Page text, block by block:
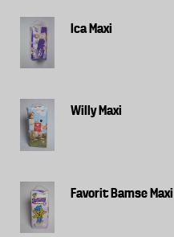
Ica Maxi
Willy Maxi
Favorit Bamse Maxi